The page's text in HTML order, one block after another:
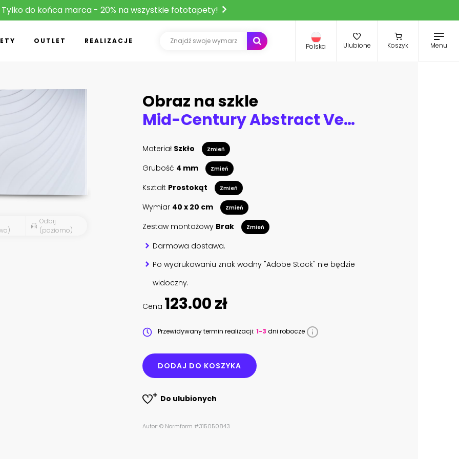
Tylko do końca marca - 20% na wszystkie fototapety!
OUTLET REALIZACJE
Polska Ulubione Koszyk Menu
Odbij
(poziomo)
Obraz na szkle
Mid-Century Abstract Vector Pattern
Materiał Szkło Zmień
Grubość 4 mm Zmień
Kształt Prostokąt Zmień
Wymiar 40 x 20 cm Zmień
Zestaw montażowy Brak Zmień
Darmowa dostawa.
Po wydrukowaniu znak wodny "Adobe Stock" nie będzie
widoczny.
Cena 123.00 zł
Przewidywany termin realizacji: 1-3 dni robocze
DODAJ DO KOSZYKA
Do ulubionych
Autor: © Normform #315050843